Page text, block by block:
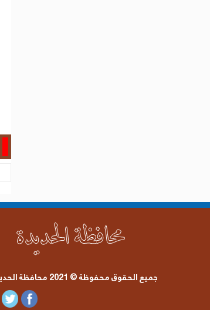
جميع الحقوق محفوظة © 2021 محافظة الحديدة